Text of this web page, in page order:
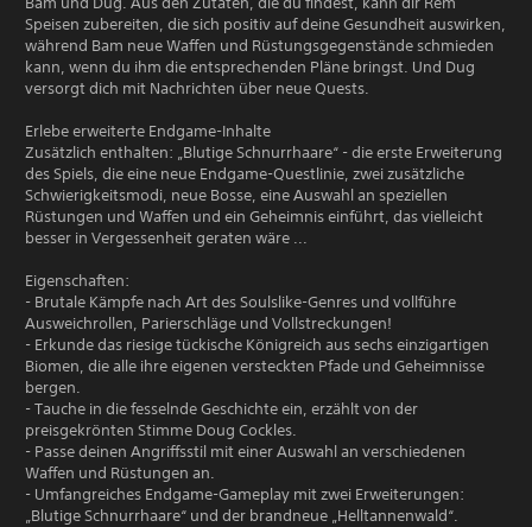
Speisen zubereiten, die sich positiv auf deine Gesundheit auswirken,
während Bam neue Waffen und Rüstungsgegenstände schmieden
kann, wenn du ihm die entsprechenden Pläne bringst. Und Dug
versorgt dich mit Nachrichten über neue Quests.
Erlebe erweiterte Endgame-Inhalte
Zusätzlich enthalten: „Blutige Schnurrhaare“ - die erste Erweiterung
des Spiels, die eine neue Endgame-Questlinie, zwei zusätzliche
Schwierigkeitsmodi, neue Bosse, eine Auswahl an speziellen
Rüstungen und Waffen und ein Geheimnis einführt, das vielleicht
besser in Vergessenheit geraten wäre ...
Eigenschaften:
- Brutale Kämpfe nach Art des Soulslike-Genres und vollführe
Ausweichrollen, Parierschläge und Vollstreckungen!
- Erkunde das riesige tückische Königreich aus sechs einzigartigen
Biomen, die alle ihre eigenen versteckten Pfade und Geheimnisse
bergen.
- Tauche in die fesselnde Geschichte ein, erzählt von der
preisgekrönten Stimme Doug Cockles.
- Passe deinen Angriffsstil mit einer Auswahl an verschiedenen
Waffen und Rüstungen an.
- Umfangreiches Endgame-Gameplay mit zwei Erweiterungen:
„Blutige Schnurrhaare“ und der brandneue „Helltannenwald“.